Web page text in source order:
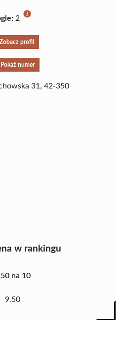
2
Zobacz profil
Pokaż numer
31, 42-350
w rankingu
na 10
9.50